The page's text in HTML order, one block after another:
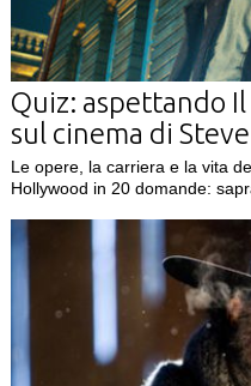
Quiz: aspettando Il
sul cinema di
Le opere, la carriera e la vita
Hollywood in 20 domande: